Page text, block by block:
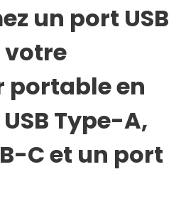
un port USB
votre
en
Type-A,
C et un port